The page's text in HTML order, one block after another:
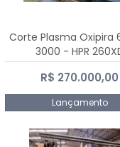
Corte Plasma Oxipira
3000 - HPR
R$ 270.000,00
Lançamento